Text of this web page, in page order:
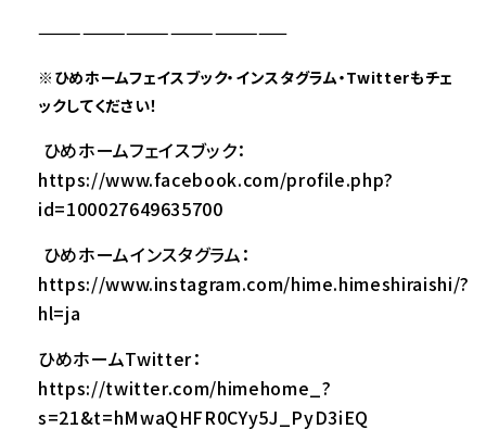
—————————————————
※ ひめホームフェイスブック・インスタグラム・Twitterもチェ
ックしてください！
ひめホームフェイスブック：
https://www.facebook.com/profile.php?
id=100027649635700
ひめホームインスタグラム：
https://www.instagram.com/hime.himeshiraishi/?
hl=ja
ひめホームTwitter：
https://twitter.com/himehome_?
s=21&t=hMwaQHFR0CYy5J_PyD3iEQ